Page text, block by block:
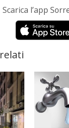
Scarica l’app